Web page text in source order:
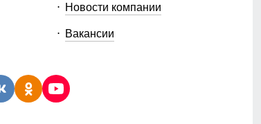
Новости компании
Вакансии